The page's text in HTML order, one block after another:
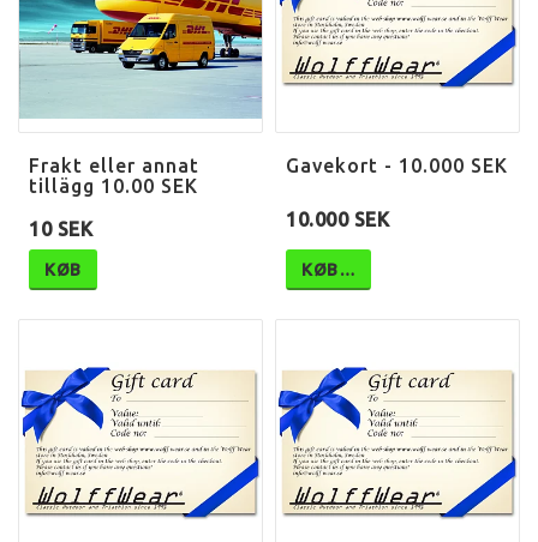
Frakt eller annat
tillägg 10.00 SEK
10 SEK
KØB
Gavekort - 10.000 SEK
10.000 SEK
KØB…